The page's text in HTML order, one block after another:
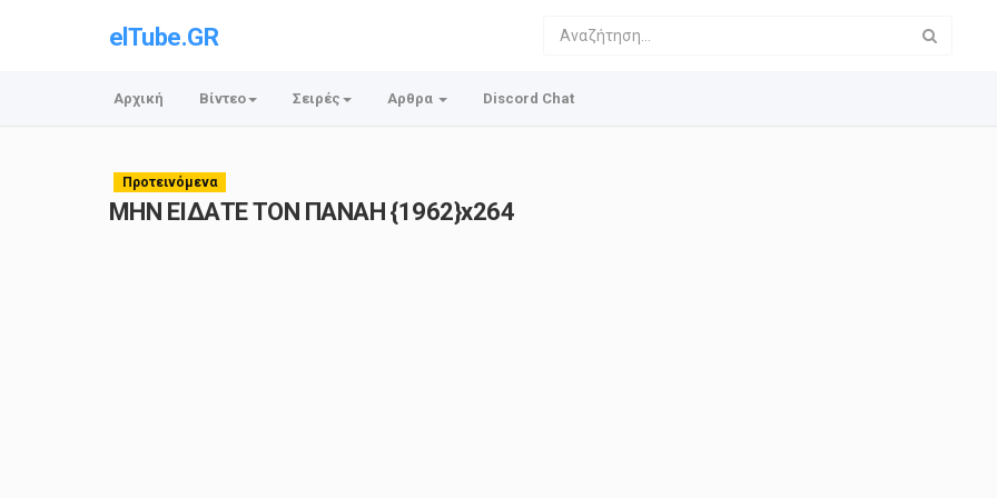
elTube.GR
Αρχική Βίντεο Σειρές Αρθρα Discord Chat
Προτεινόμενα
ΜΗΝ ΕΙΔΑΤΕ ΤΟΝ ΠΑΝΑΗ {1962}x264